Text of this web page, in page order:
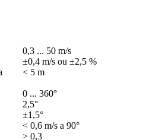
0,3 ... 50 m/­s
±0,4 m/­s ou ±2,5 %
< 5 m
0 ... 360°
2,5°
±1,5°
< 0,6 m/­s a 90°
> 0,3